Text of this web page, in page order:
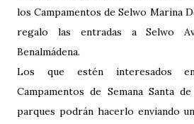
los Campamentos de Selwo Marina
regalo las entradas a Selwo
Benalmádena.
Los que estén interesados
Campamentos de Semana Santa
parques podrán hacerlo enviando